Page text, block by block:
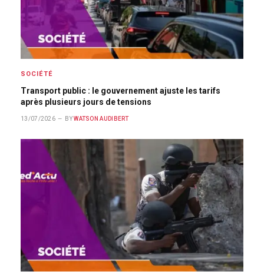
SOCIÉTÉ
Transport public : le gouvernement ajuste les tarifs
après plusieurs jours de tensions
13/07/2026 BY WATSON AUDIBERT